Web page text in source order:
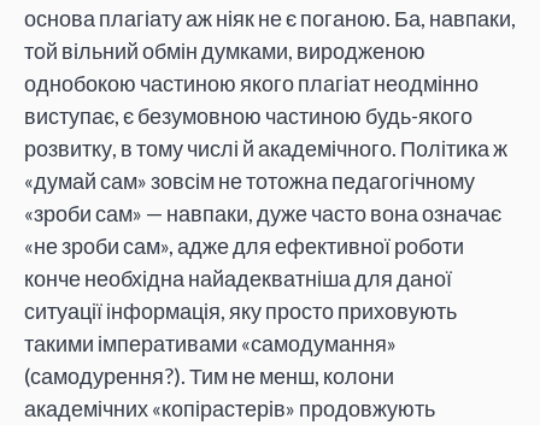
основа плагіату аж ніяк не є поганою. Ба, навпаки,
той вільний обмін думками, виродженою
однобокою частиною якого плагіат неодмінно
виступає, є безумовною частиною будь-якого
розвитку, в тому числі й академічного. Політика ж
«думай сам» зовсім не тотожна педагогічному
«зроби сам» — навпаки, дуже часто вона означає
«не зроби сам», адже для ефективної роботи
конче необхідна найадекватніша для даної
ситуації інформація, яку просто приховують
такими імперативами «самодумання»
(самодурення?). Тим не менш, колони
академічних «копірастерів» продовжують